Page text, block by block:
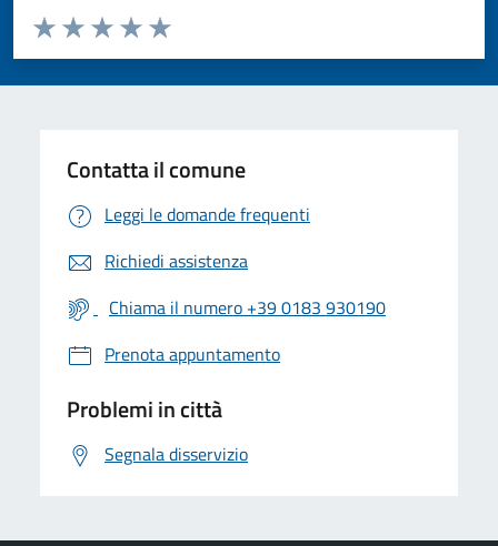
Valuta da 1 a 5 stelle la pagina
Valuta 5 stelle su 5
Valuta 4 stelle su 5
Valuta 3 stelle su 5
Valuta 2 stelle su 5
Valuta 1 stelle su 5
Contatta il comune
Leggi le domande frequenti
Richiedi assistenza
Chiama il numero +39 0183 930190
Prenota appuntamento
Problemi in città
Segnala disservizio